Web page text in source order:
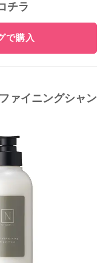
チラ
で購入
ァイニングシャン